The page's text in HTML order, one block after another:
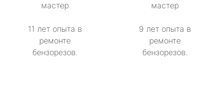
мастер
11 лет опыта в
ремонте
бензорезов.
мастер
9 лет опыта в
ремонте
бензорезов.